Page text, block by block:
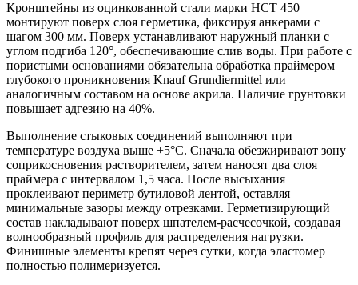
Кронштейны из оцинкованной стали марки HCT 450
монтируют поверх слоя герметика, фиксируя анкерами с
шагом 300 мм. Поверх устанавливают наружный планки с
углом подгиба 120°, обеспечивающие слив воды. При работе с
пористыми основаниями обязательна обработка праймером
глубокого проникновения Knauf Grundiermittel или
аналогичным составом на основе акрила. Наличие грунтовки
повышает адгезию на 40%.
Выполнение стыковых соединений выполняют при
температуре воздуха выше +5°C. Сначала обезжиривают зону
соприкосновения растворителем, затем наносят два слоя
праймера с интервалом 1,5 часа. После высыхания
проклеивают периметр бутиловой лентой, оставляя
минимальные зазоры между отрезками. Герметизирующий
состав накладывают поверх шпателем-расчесочкой, создавая
волнообразный профиль для распределения нагрузки.
Финишные элементы крепят через сутки, когда эластомер
полностью полимеризуется.